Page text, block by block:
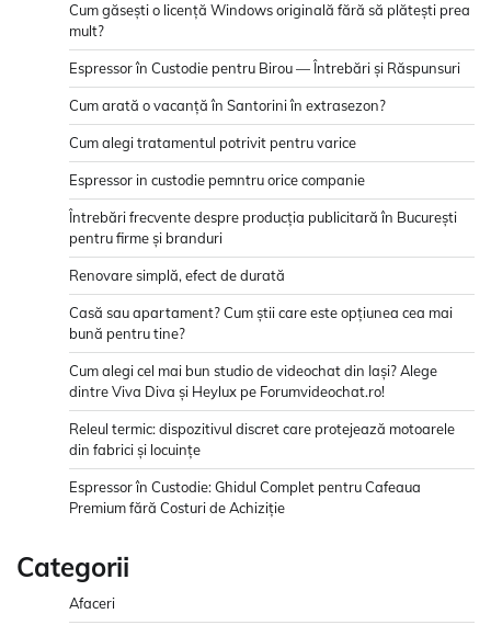
Cum găsești o licență Windows originală fără să plătești prea
mult?
Espressor în Custodie pentru Birou — Întrebări și Răspunsuri
Cum arată o vacanță în Santorini în extrasezon?
Cum alegi tratamentul potrivit pentru varice
Espressor in custodie pemntru orice companie
Întrebări frecvente despre producția publicitară în București
pentru firme și branduri
Renovare simplă, efect de durată
Casă sau apartament? Cum știi care este opțiunea cea mai
bună pentru tine?
Cum alegi cel mai bun studio de videochat din Iași? Alege
dintre Viva Diva și Heylux pe Forumvideochat.ro!
Releul termic: dispozitivul discret care protejează motoarele
din fabrici și locuințe
Espressor în Custodie: Ghidul Complet pentru Cafeaua
Premium fără Costuri de Achiziție
Categorii
Afaceri